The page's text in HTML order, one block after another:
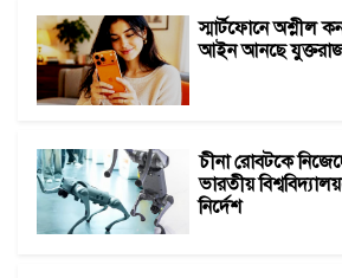
স্মার্টফোনে অশ্লীল
আইন আনছে
চীনা রোবটকে
ভারতীয়
নির্দেশ